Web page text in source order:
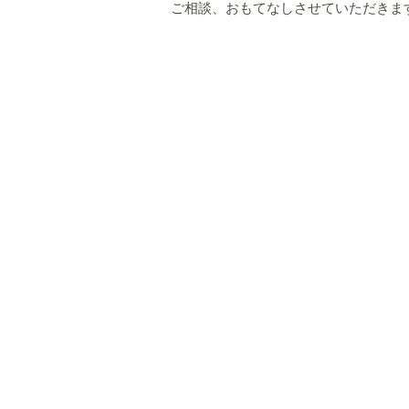
ご相談、おもてなしさせていただきま